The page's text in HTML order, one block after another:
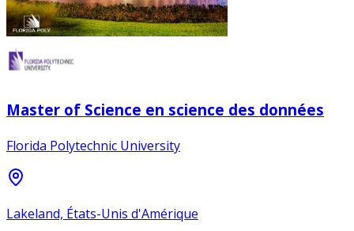
Master of Science en science des données
Florida Polytechnic University
Lakeland, États-Unis d'Amérique